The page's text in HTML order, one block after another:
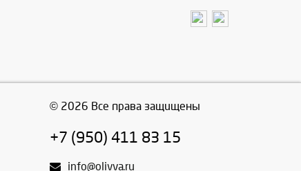
© 2026 Все права защищены
+7 (950) 411 83 15
info@olivva.ru